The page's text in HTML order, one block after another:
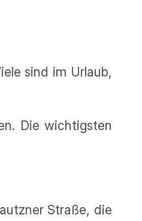
sind im Urlaub,
Die wichtigsten
Straße, die